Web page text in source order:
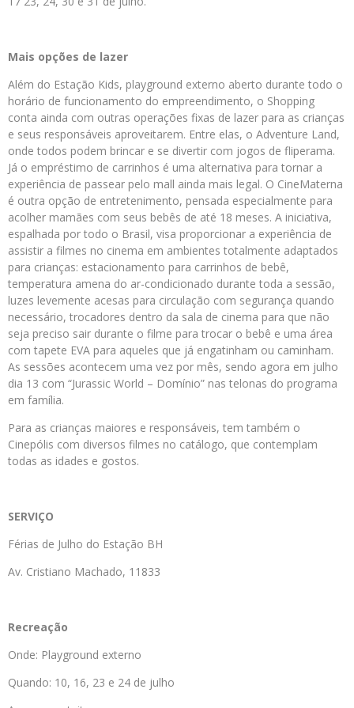
Mais opções de lazer
Além do Estação Kids, playground externo aberto durante todo o
horário de funcionamento do empreendimento, o Shopping
conta ainda com outras operações fixas de lazer para as crianças
e seus responsáveis aproveitarem. Entre elas, o Adventure Land,
onde todos podem brincar e se divertir com jogos de fliperama.
Já o empréstimo de carrinhos é uma alternativa para tornar a
experiência de passear pelo mall ainda mais legal. O CineMaterna
é outra opção de entretenimento, pensada especialmente para
acolher mamães com seus bebês de até 18 meses. A iniciativa,
espalhada por todo o Brasil, visa proporcionar a experiência de
assistir a filmes no cinema em ambientes totalmente adaptados
para crianças: estacionamento para carrinhos de bebê,
temperatura amena do ar-condicionado durante toda a sessão,
luzes levemente acesas para circulação com segurança quando
necessário, trocadores dentro da sala de cinema para que não
seja preciso sair durante o filme para trocar o bebê e uma área
com tapete EVA para aqueles que já engatinham ou caminham.
As sessões acontecem uma vez por mês, sendo agora em julho
dia 13 com “Jurassic World – Domínio” nas telonas do programa
em família.
Para as crianças maiores e responsáveis, tem também o
Cinepólis com diversos filmes no catálogo, que contemplam
todas as idades e gostos.
SERVIÇO
Férias de Julho do Estação BH
Av. Cristiano Machado, 11833
Recreação
Onde: Playground externo
Quando: 10, 16, 23 e 24 de julho